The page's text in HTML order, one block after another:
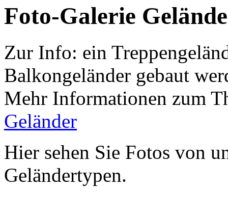
Foto-Galerie
Zur Info: ein
Balkongeländer gebaut
Mehr Informationen zum
Geländer
Hier sehen Sie Fotos von
Geländertypen.